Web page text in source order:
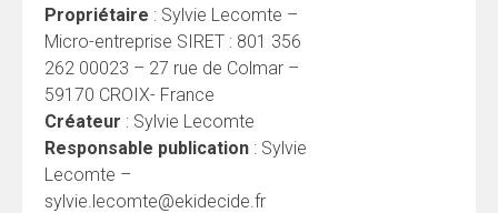
Propriétaire : Sylvie Lecomte –
Micro-entreprise SIRET : 801 356
262 00023 – 27 rue de Colmar –
59170 CROIX- France
Créateur : Sylvie Lecomte
Responsable publication : Sylvie
Lecomte –
sylvie.lecomte@ekidecide.fr